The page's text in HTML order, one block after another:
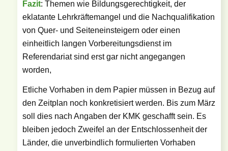
Fazit: Themen wie Bildungsgerechtigkeit, der
eklatante Lehrkräftemangel und die Nachqualifikation
von Quer- und Seiteneinsteigern oder einen
einheitlich langen Vorbereitungsdienst im
Referendariat sind erst gar nicht angegangen
worden,
Etliche Vorhaben in dem Papier müssen in Bezug auf
den Zeitplan noch konkretisiert werden. Bis zum März
soll dies nach Angaben der KMK geschafft sein. Es
bleiben jedoch Zweifel an der Entschlossenheit der
Länder, die unverbindlich formulierten Vorhaben